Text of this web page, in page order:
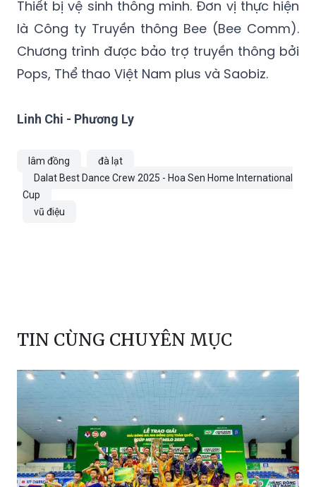
Thiết bị vệ sinh thông minh. Đơn vị thực hiện
là Công ty Truyền thông Bee (Bee Comm).
Chương trình được bảo trợ truyền thông bởi
Pops, Thể thao Việt Nam plus và Saobiz.
Linh Chi - Phương Ly
lâm đồng
đà lạt
Dalat Best Dance Crew 2025 - Hoa Sen Home International
Cup
vũ điệu
TIN CÙNG CHUYÊN MỤC